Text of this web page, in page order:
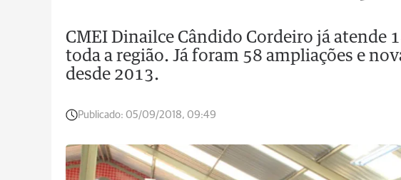
CMEI Dinailce Cândido Cordeiro já atende
toda a região. Já foram 58 ampliações e
desde 2013.
Publicado: 05/09/2018, 09:49